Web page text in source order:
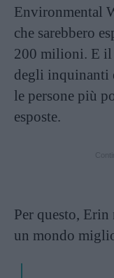
Environmental
che sarebbero
200 milioni. E il
degli inquinanti
le persone più
esposte.
Per questo, Erin
un mondo